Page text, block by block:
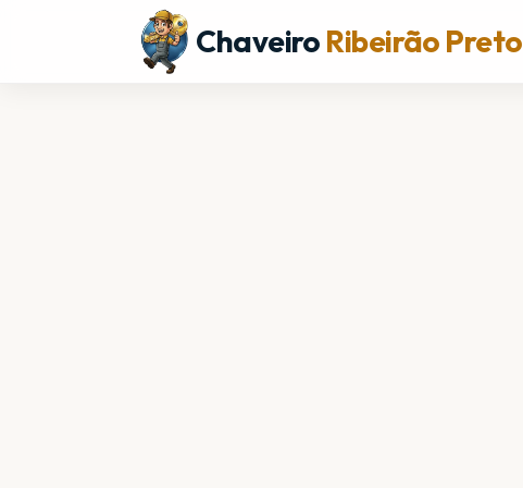
Chaveiro Ribeirão Preto